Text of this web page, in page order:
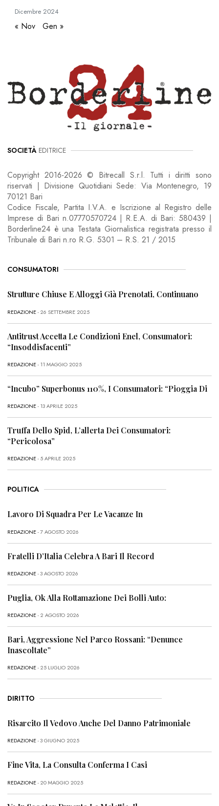
Dicembre 2024
« Nov Gen »
SOCIETÀ EDITRICE
Copyright 2016-2026 © Bitrecall S.r.l. Tutti i diritti sono
riservati | Divisione Quotidiani Sede: Via Montenegro, 19
70121 Bari
Codice Fiscale, Partita I.V.A. e Iscrizione al Registro delle
Imprese di Bari n.07770570724 | R.E.A. di Bari: 580439 |
Borderline24 è una Testata Giornalistica registrata presso il
Tribunale di Bari n.ro R.G. 5301 – R.S. 21 / 2015
CONSUMATORI
Strutture Chiuse E Alloggi Già Prenotati, Continuano
REDAZIONE- 26 SETTEMBRE 2025
Antitrust Accetta Le Condizioni Enel, Consumatori:
“Insoddisfacenti”
REDAZIONE- 11 MAGGIO 2025
“Incubo” Superbonus 110%, I Consumatori: “Pioggia Di
REDAZIONE- 13 APRILE 2025
Truffa Dello Spid, L’allerta Dei Consumatori:
“Pericolosa”
REDAZIONE- 5 APRILE 2025
POLITICA
Lavoro Di Squadra Per Le Vacanze In
REDAZIONE- 7 AGOSTO 2026
Fratelli D’Italia Celebra A Bari Il Record
REDAZIONE- 3 AGOSTO 2026
Puglia, Ok Alla Rottamazione Dei Bolli Auto:
REDAZIONE- 2 AGOSTO 2026
Bari, Aggressione Nel Parco Rossani: “Denunce
Inascoltate”
REDAZIONE- 25 LUGLIO 2026
DIRITTO
Risarcito Il Vedovo Anche Del Danno Patrimoniale
REDAZIONE- 3 GIUGNO 2025
Fine Vita, La Consulta Conferma I Casi
REDAZIONE- 20 MAGGIO 2025